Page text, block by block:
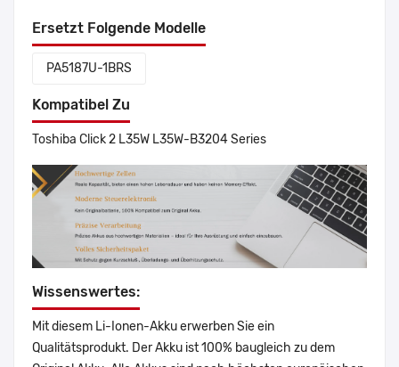
Ersetzt Folgende Modelle
PA5187U-1BRS
Kompatibel Zu
Toshiba Click 2 L35W L35W-B3204 Series
Wissenswertes:
Mit diesem Li-Ionen-Akku erwerben Sie ein
Qualitätsprodukt. Der Akku ist 100% baugleich zu dem